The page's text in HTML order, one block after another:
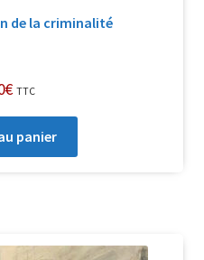
de la criminalité
€ TTC
panier